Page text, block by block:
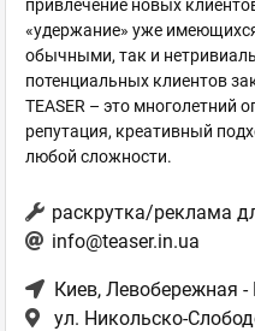
привлечение новых
«удержание» уже
обычными, так и
потенциальных клиентов
TEASER – это многолетний
репутация, креативный
любой сложности.
раскрутка/реклама
info@teaser.in.ua
Киев, Левобережная -
ул. Никольско-